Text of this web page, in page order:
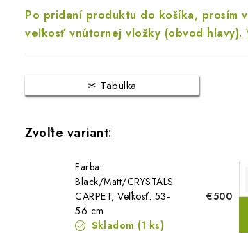
Po pridaní produktu do košíka, prosím
veľkosť vnútornej vložky (obvod hlavy).
Tabulka
Farba:
Black/Matt/CRYSTALS
CARPET, Veľkosť: 53-
56 cm
Skladom (1 ks)
€500